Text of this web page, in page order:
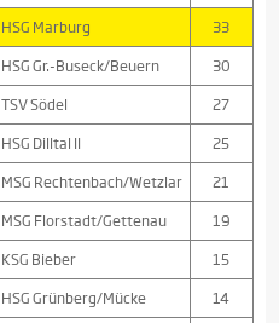
HSG Marburg
33
HSG Gr.-Buseck/Beuern
30
TSV Södel
27
HSG Dilltal II
25
MSG Rechtenbach/Wetzlar
21
MSG Florstadt/Gettenau
19
KSG Bieber
15
HSG Grünberg/Mücke
14